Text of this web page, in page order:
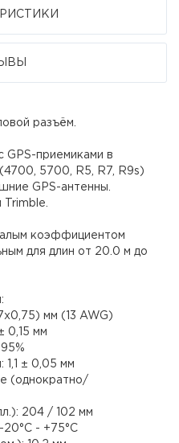
разъём.
GPS-приемиками в
5700, R5, R7, R9s)
GPS-антенны.
Trimble.
коэффициентом
для длин от 20.0 м до
мм (13 AWG)
0,15 мм
± 0,05 мм
(однократно/
204 / 102 мм
20°С - +75°С